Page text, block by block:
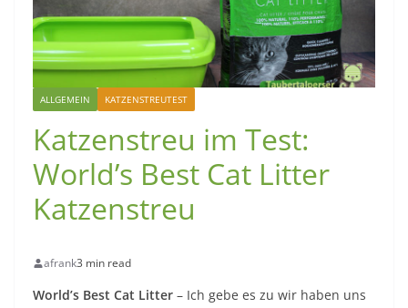
ALLGEMEIN KATZENSTREUTEST
Katzenstreu im Test:
World’s Best Cat Litter
Katzenstreu
afrank3 min read
World’s Best Cat Litter – Ich gebe es zu wir haben uns